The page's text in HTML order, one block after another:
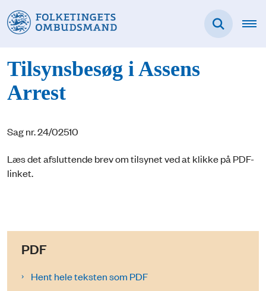
Tilsynsbesøg i Assens
Arrest
Sag nr. 24/02510
Læs det afsluttende brev om tilsynet ved at klikke på PDF-
linket.
PDF
Hent hele teksten som PDF